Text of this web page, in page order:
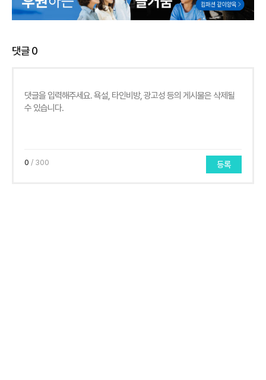
댓글0
0 / 300 등록